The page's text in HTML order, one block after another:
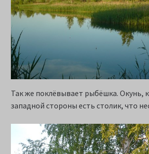
Так же поклёвывает рыбёшка. Окунь,
западной стороны есть столик, что